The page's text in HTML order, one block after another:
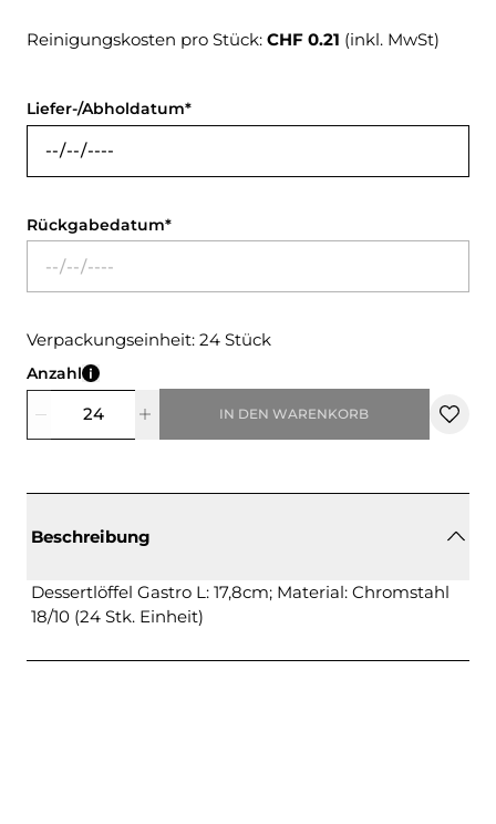
Reinigungskosten pro Stück: CHF 0.21 (inkl. MwSt)
Liefer-/Abholdatum
Rückgabedatum
Verpackungseinheit: 24 Stück
Anzahl
IN DEN WARENKORB
Beschreibung
Dessertlöffel Gastro L: 17,8cm; Material: Chromstahl
18/10 (24 Stk. Einheit)